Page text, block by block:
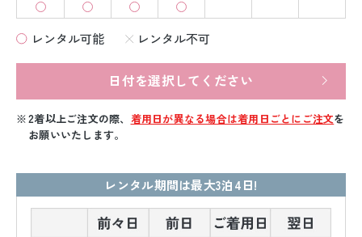
レンタル可能 レンタル不可
日付を選択してください
2着以上ご注文の際、 着用日が異なる場合は着用日ごとにご注文を
お願いいたします。
レンタル期間は最大3泊4日!